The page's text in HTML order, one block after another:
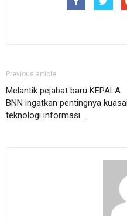
Previous article
Melantik pejabat baru KEPALA
BNN ingatkan pentingnya kuasai
teknologi informasi….